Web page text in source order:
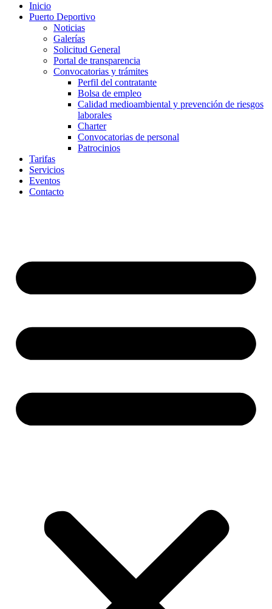
Inicio
Puerto Deportivo
Noticias
Galerías
Solicitud General
Portal de transparencia
Convocatorias y trámites
Perfil del contratante
Bolsa de empleo
Calidad medioambiental y prevención de riesgos
laborales
Charter
Convocatorias de personal
Patrocinios
Tarifas
Servicios
Eventos
Contacto